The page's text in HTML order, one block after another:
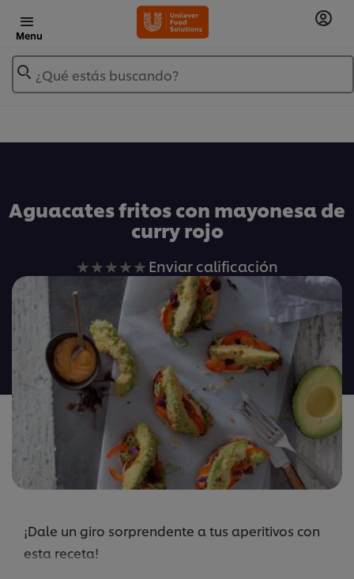
Menu
¿Qué estás buscando?
Aguacates fritos con mayonesa de
curry rojo
No
se
han
enviado
calificaciones
para
este
recipe
Enviar calificación
¡Dale un giro sorprendente a tus aperitivos con
esta receta!